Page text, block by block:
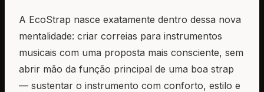
A EcoStrap nasce exatamente dentro dessa nova
mentalidade: criar correias para instrumentos
musicais com uma proposta mais consciente, sem
abrir mão da função principal de uma boa strap
— sustentar o instrumento com conforto, estilo e